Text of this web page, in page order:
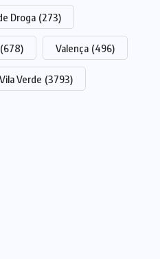
Droga (273)
(678) Valença (496)
Vila Verde (3793)